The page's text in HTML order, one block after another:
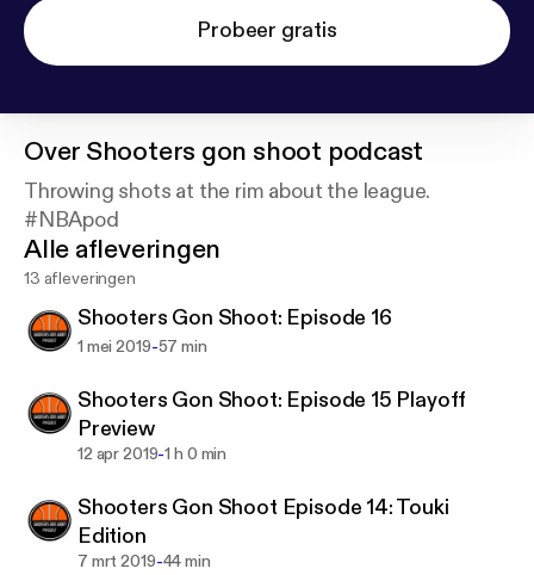
Probeer gratis
Over Shooters gon shoot podcast
Throwing shots at the rim about the league.
#NBApod
Alle afleveringen
13 afleveringen
Shooters Gon Shoot: Episode 16
1 mei 2019-57 min
Shooters Gon Shoot: Episode 15 Playoff
Preview
12 apr 2019-1 h 0 min
Shooters Gon Shoot Episode 14: Touki
Edition
7 mrt 2019-44 min